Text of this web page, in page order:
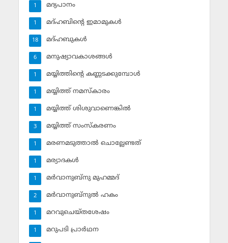
മദ്യപാനം
1
മദ്ഹബിന്റെ ഇമാമുകള്‍
1
മദ്ഹബുകള്‍
18
മനുഷ്യാവകാശങ്ങള്‍
6
മയ്യിത്തിന്റെ കണ്ണടക്കുമ്പോള്‍
1
മയ്യിത്ത് നമസ്‌കാരം
1
മയ്യിത്ത് ശിശുവാണെങ്കില്‍
1
മയ്യിത്ത് സംസ്‌കരണം
3
മരണമടുത്താല്‍ ചൊല്ലേണ്ടത്
1
മര്യാദകള്‍
1
മര്‍വാനുബ്‌നു മുഹമ്മദ്
1
മര്‍വാനുബ്‌നുല്‍ ഹകം
2
മറവുചെയ്തശേഷം
1
മറുപടി പ്രാര്‍ഥന
1